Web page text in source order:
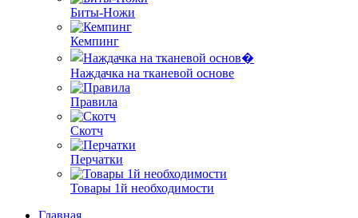
Биты-Ножи
Кемпинг
Наждачка на тканевой основе
Правила
Скотч
Перчатки
Товары 1й необходимости
Главная